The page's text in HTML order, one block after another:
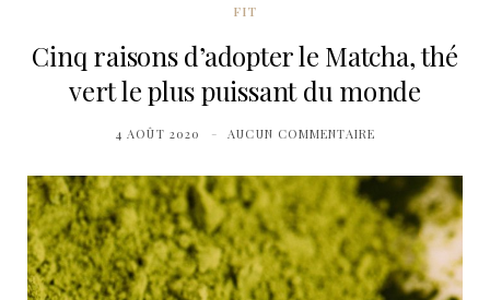
FIT
Cinq raisons d’adopter le Matcha, thé
vert le plus puissant du monde
4 AOÛT 2020 AUCUN COMMENTAIRE